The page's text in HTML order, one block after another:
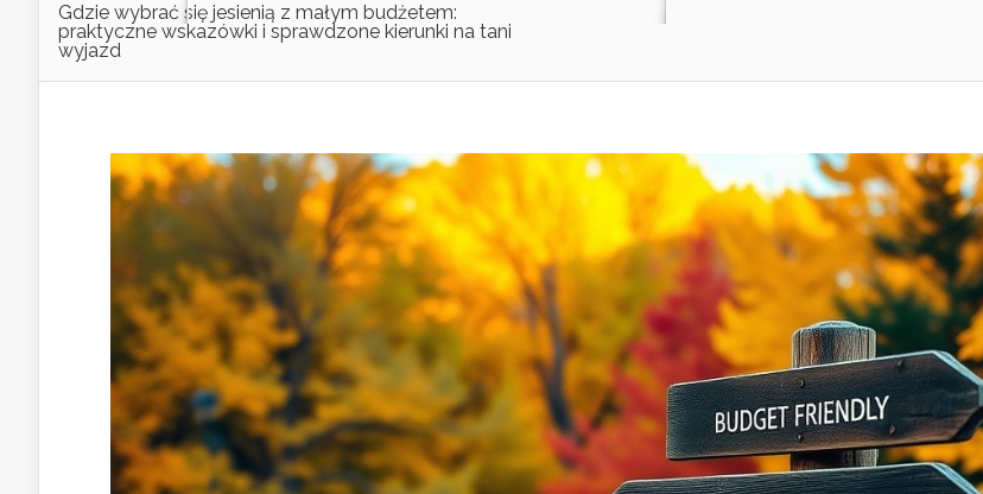
Gdzie wybrać się jesienią z małym budżetem:
praktyczne wskazówki i sprawdzone kierunki na tani
wyjazd